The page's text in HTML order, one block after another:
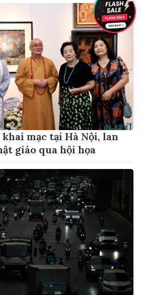
khai mạc tại Hà Nội, lan
giáo qua hội họa